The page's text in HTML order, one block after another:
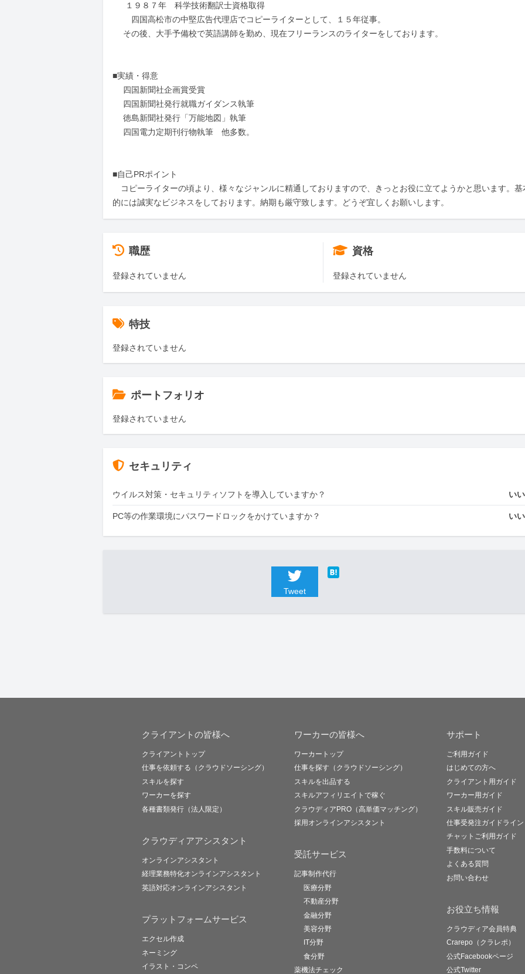
■実績・得意
■自己PRポイント
コピーライターの頃より、様々なジャンルに精通しておりますので、きっとお役に立てようかと思います。基
的には誠実なビジネスをしております。納期も厳守致します。どうぞ宜しくお願いします。
職歴
登録されていません
資格
登録されていません
特技
登録されていません
ポートフォリオ
登録されていません
セキュリティ
ウイルス対策・セキュリティソフトを導入していますか？ い
PC等の作業環境にパスワードロックをかけていますか？ い
Tweet
クライアントの皆様へ
クライアントトップ
仕事を依頼する（クラウドソーシング）
スキルを探す
ワーカーを探す
各種書類発行（法人限定）
クラウディアアシスタント
オンラインアシスタント
経理業務特化オンラインアシスタント
英語対応オンラインアシスタント
プラットフォームサービス
エクセル作成
ネーミング
イラスト・コンペ
ワーカーの皆様へ
ワーカートップ
仕事を探す（クラウドソーシング）
スキルを出品する
スキルアフィリエイトで稼ぐ
クラウディアPRO（高単価マッチング）
採用オンラインアシスタント
受託サービス
記事制作代行
医療分野
不動産分野
金融分野
美容分野
IT分野
食分野
薬機法チェック
サポート
ご利用ガイド
はじめての方へ
クライアント用ガイド
ワーカー用ガイド
スキル販売ガイド
仕事受発注ガイドライン
チャットご利用ガイド
手数料について
よくある質問
お問い合わせ
お役立ち情報
クラウディア会員特典
Crarepo（クラレポ）
公式Facebookページ
公式Twitter